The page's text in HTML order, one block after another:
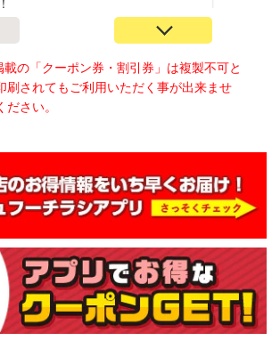
の「クーポン券・割引券」は複製不可と
刷されてもご利用いただく事が出来ませ
さい。